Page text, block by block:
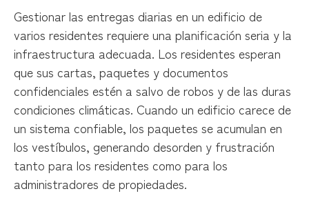
Gestionar las entregas diarias en un edificio de
varios residentes requiere una planificación seria y la
infraestructura adecuada. Los residentes esperan
que sus cartas, paquetes y documentos
confidenciales estén a salvo de robos y de las duras
condiciones climáticas. Cuando un edificio carece de
un sistema confiable, los paquetes se acumulan en
los vestíbulos, generando desorden y frustración
tanto para los residentes como para los
administradores de propiedades.